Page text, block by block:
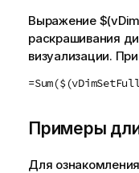
Выражение
раскрашивания
визуализации.
Примеры
Для